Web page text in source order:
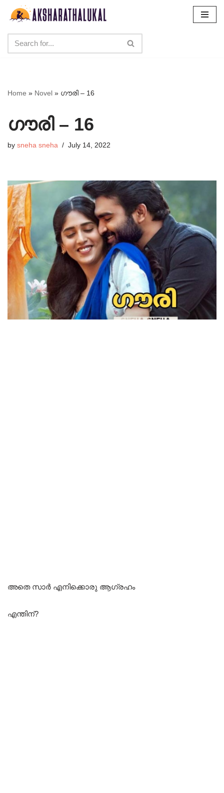
content
Home » Novel » ഗൗരി – 16
ഗൗരി – 16
by sneha sneha July 14, 2022
അതെ സാർ എനിക്കൊരു ആഗ്രഹം
എന്തിന്?